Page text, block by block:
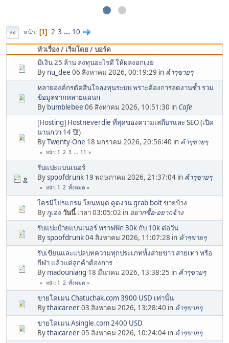
ลง หน้า 1 2 3 ... 10
หัวเรื่อง / เริ่มโดย / บอร์ด
มีเงิน 25 ล้าน ลงทุนอะไรดี ให้ผลงอกเงย
By nu_dee 06 สิงหาคม 2026, 00:19:29 in ค้าๆขายๆ
หลายองค์กรตัดสินใจลงทุนระบบ พราะต้องการลดงานซ้ำ รวม
ข้อมูลจากหลายแผนก
By bumblebee 06 สิงหาคม 2026, 10:51:30 in Cafe
[Hosting] Hostneverdie ที่สุดของความเสถียรและ SEO (เปิด
นานกว่า 14 ปี!)
ByTwenty-One 18 มกราคม 2026, 20:56:40 in ค้าๆขายๆ
หน้า 1 2 3 ... 11
รับแปะแบนเนอร์
Byspoofdrunk 19 พฤษภาคม 2026, 21:37:04 in ค้าๆขายๆ
หน้า 1 2 ทั้งหมด
ใครมีโปรแกรม โยนหมุด ดูดงาน grab bolt ขายบ้าง
By กูเอง วันนี้เวลา 03:05:02 in อยากซื้อ-อยากจ้าง
รับแปะป้ายแบนเนอร์ ทราฟฟิก 30k กับ 10k ต่อวัน
Byspoofdrunk04 สิงหาคม 2026, 11:07:28 in ค้าๆขายๆ
รับเขียนและแปลบทความทุกประเภททั้งสายขาว สายเทา หรือ
กีฬา แล้วแต่ลูกค้าต้องการ
By madouniang 18 มีนาคม 2026, 13:38:25 in ค้าๆขายๆ
หน้า 1 2 ทั้งหมด
ขายโดเมน Chatuchak.com 3900 USD เท่านั้น
Bythaicareer03 สิงหาคม 2026, 13:28:40 in ค้าๆขายๆ
ขายโดเมน Asingle.com 2400 USD
Bythaicareer05 สิงหาคม 2026, 10:24:04 in ค้าๆขายๆ